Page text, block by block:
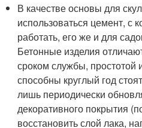
В качестве основы для
использоваться цемент, с
работать, его же и для
Бетонные изделия
сроком службы, простотой
способны круглый год
лишь периодически
декоративного покрытия
восстановить слой лака,